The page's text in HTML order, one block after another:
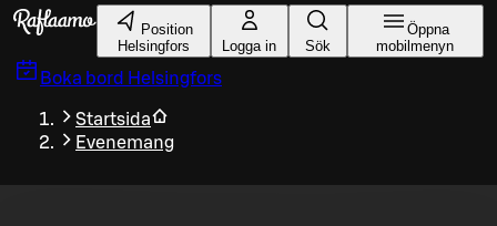
Gå till huvudinnehållet
Position
Helsingfors
Logga in Sök
Öppna
mobilmenyn
Boka bord Helsingfors
Startsida
Evenemang